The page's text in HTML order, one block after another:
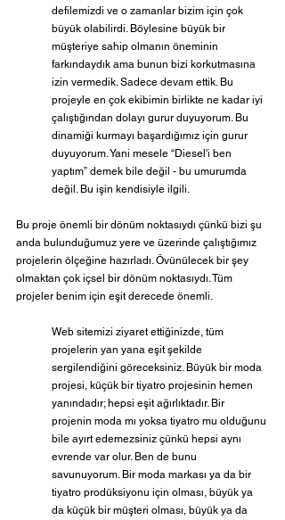
defilemizdi ve o zamanlar bizim için çok
büyük olabilirdi. Böylesine büyük bir
müşteriye sahip olmanın öneminin
farkındaydık ama bunun bizi korkutmasına
izin vermedik. Sadece devam ettik. Bu
projeyle en çok ekibimin birlikte ne kadar iyi
çalıştığından dolayı gurur duyuyorum. Bu
dinamiği kurmayı başardığımız için gurur
duyuyorum. Yani mesele “Diesel'i ben
yaptım” demek bile değil - bu umurumda
değil. Bu işin kendisiyle ilgili.
Bu proje önemli bir dönüm noktasıydı çünkü bizi şu
anda bulunduğumuz yere ve üzerinde çalıştığımız
projelerin ölçeğine hazırladı. Övünülecek bir şey
olmaktan çok içsel bir dönüm noktasıydı. Tüm
projeler benim için eşit derecede önemli.
Web sitemizi ziyaret ettiğinizde, tüm
projelerin yan yana eşit şekilde
sergilendiğini göreceksiniz. Büyük bir moda
projesi, küçük bir tiyatro projesinin hemen
yanındadır; hepsi eşit ağırlıktadır. Bir
projenin moda mı yoksa tiyatro mu olduğunu
bile ayırt edemezsiniz çünkü hepsi aynı
evrende var olur. Ben de bunu
savunuyorum. Bir moda markası ya da bir
tiyatro prodüksiyonu için olması, büyük ya
da küçük bir müşteri olması, büyük ya da